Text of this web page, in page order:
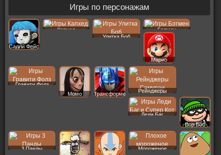
Игры по персонажам
Салли Фейс
Капхед
Улитка Боб
Бэтмен
Марио
Гравити Фолз
Момо
Трансформеры
Рейнджеры
Леди Баг
Вор Боб
3 Панды
Мороженое